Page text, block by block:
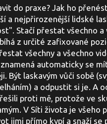
do praxe? Jak ho
a nejpřirozenější lidské
Stačí přestat všechno a
z určité zafixované
všechny a všechno
automaticky se
Být laskavým vůči sobě
a odpustit si je. A
proti mě, protože ve
V Síti života je všeho
jimi přímo kypí a snaží